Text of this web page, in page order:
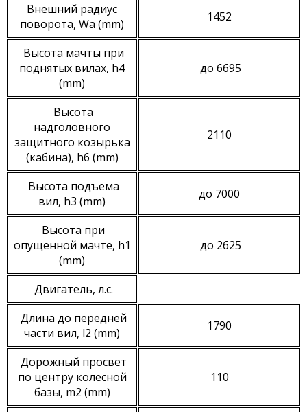
Внешний радиус
поворота, Wa (mm)
1452
Высота мачты при
поднятых вилах, h4
(mm)
до 6695
Высота
надголовного
защитного козырька
(кабина), h6 (mm)
2110
Высота подъема
вил, h3 (mm)
до 7000
Высота при
опущенной мачте, h1
(mm)
до 2625
Двигатель, л.с.
Длина до передней
части вил, l2 (mm)
1790
Дорожный просвет
по центру колесной
базы, m2 (mm)
110